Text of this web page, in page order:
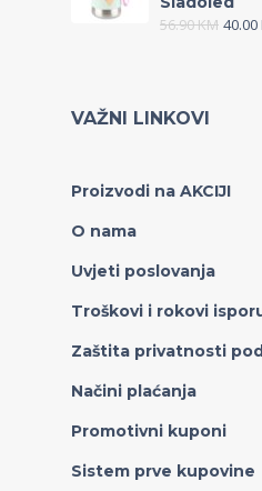
56.90KM 40.00
VAŽNI LINKOVI
Proizvodi na AKCIJI
O nama
Uvjeti poslovanja
Troškovi i rokovi
Zaštita privatnosti
Načini plaćanja
Promotivni kuponi
Sistem prve kupovine